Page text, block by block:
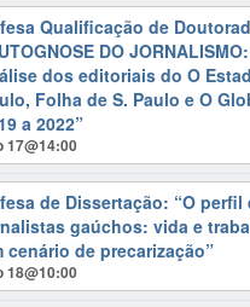
Qualificação de
DO
dos editoriais do O
Folha de S. Paulo e O
a 2022”
17@14:00
de Dissertação: “O perfil
gaúchos: vida e
cenário de precarização”
18@10:00